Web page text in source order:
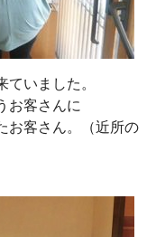
いました。
お客さんに
お客さん。（近所の